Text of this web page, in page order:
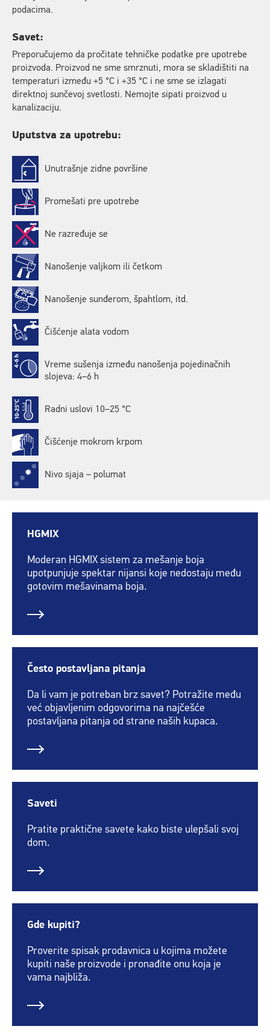
podacima.
Savet:
Preporučujemo da pročitate tehničke podatke pre upotrebe
proizvoda. Proizvod ne sme smrznuti, mora se skladištiti na
temperaturi između +5 °C i +35 °C i ne sme se izlagati
direktnoj sunčevoj svetlosti. Nemojte sipati proizvod u
kanalizaciju.
Uputstva za upotrebu:
Unutrašnje zidne površine
Promešati pre upotrebe
Ne razređuje se
Nanošenje valjkom ili četkom
Nanošenje sunđerom, špahtlom, itd.
Čišćenje alata vodom
Vreme sušenja između nanošenja pojedinačnih
slojeva: 4–6 h
Radni uslovi 10–25 °C
Čišćenje mokrom krpom
Nivo sjaja – polumat
HGMIX
Moderan HGMIX sistem za mešanje boja
upotpunjuje spektar nijansi koje nedostaju među
gotovim mešavinama boja.
Često postavljana pitanja
Da li vam je potreban brz savet? Potražite među
već objavljenim odgovorima na najčešće
postavljana pitanja od strane naših kupaca.
Saveti
Pratite praktične savete kako biste ulepšali svoj
dom.
Gde kupiti?
Proverite spisak prodavnica u kojima možete
kupiti naše proizvode i pronađite onu koja je
vama najbliža.